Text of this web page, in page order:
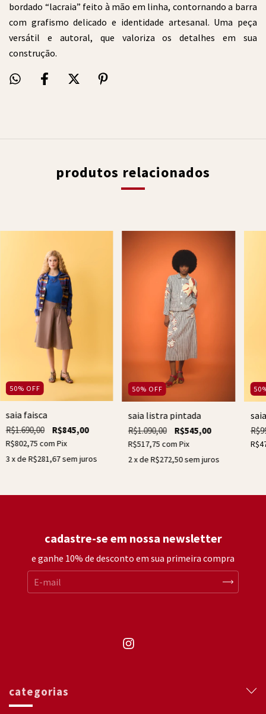
bordado “lacraia” feito à mão em linha, contornando a barra
com grafismo delicado e identidade artesanal. Uma peça
versátil e autoral, que valoriza os detalhes em sua
construção.
produtos relacionados
50% OFF
saia faisca
R$1.690,00 R$845,00
R$802,75 com Pix
3 x de R$281,67sem juros
50% OFF
saia listra pintada
R$1.090,00 R$545,00
R$517,75 com Pix
2x de R$272,50sem juros
50
cadastre-se em nossa newsletter
e ganhe 10% de desconto em sua primeira compra
categorias